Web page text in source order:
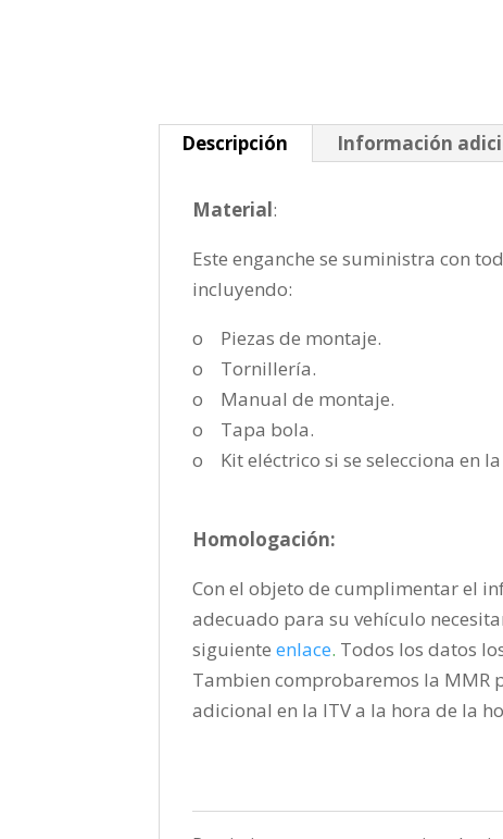
Descripción Información
Material:
Este enganche se suministra con
incluyendo:
o Piezas de montaje.
o Tornillería.
o Manual de montaje.
o Tapa bola.
o Kit eléctrico si se selecciona en
Homologación:
Con el objeto de cumplimentar el
adecuado para su vehículo
siguienteenlace. Todos los datos
Tambien comprobaremos la MMR
adicional en la ITV a la hora de la